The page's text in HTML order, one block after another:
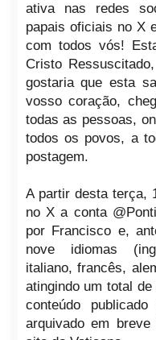
ativa nas redes
papais oficiais no X
com todos vós!
Cristo
gostaria que esta
vosso coração,
todas as pessoas,
todos os povos, a
postagem.
A partir desta terça,
no X a conta
por Francisco e,
nove idiomas
italiano, francês,
atingindo um total
conteúdo
arquivado em